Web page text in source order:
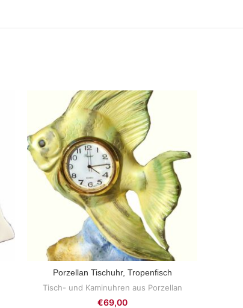
ZUM PRODUKT
Porzellan Tischuhr, Tropenfisch
Tisch- und Kaminuhren aus Porzellan
€69,00